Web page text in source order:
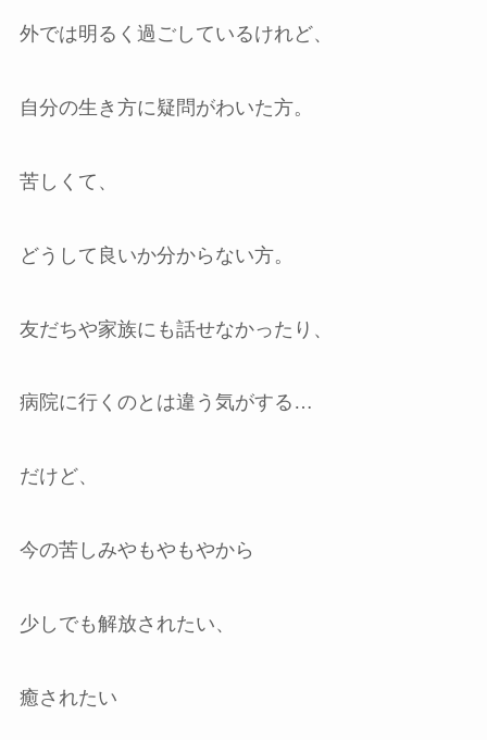
外では明るく過ごしているけれど、
自分の生き方に疑問がわいた方。
苦しくて、
どうして良いか分からない方。
友だちや家族にも話せなかったり、
病院に行くのとは違う気がする…
だけど、
今の苦しみやもやもやから
少しでも解放されたい、
癒されたい